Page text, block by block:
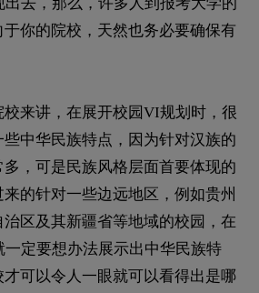
你的院校，天然也务必要确保有
来讲，在展开校园VI规划时，很
中华民族特点，因为针对汉族的
，可是民族风格层面首要体现的
的针对一些边远地区，例如贵州
区及其新疆省等地域的校园，在
定要想办法展示出中华民族特
可以令人一眼就可以看得出是哪